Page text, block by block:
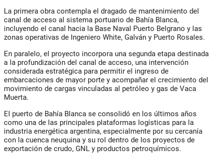
La primera obra contempla el dragado de mantenimiento del
canal de acceso al sistema portuario de Bahía Blanca,
incluyendo el canal hacia la Base Naval Puerto Belgrano y las
zonas operativas de Ingeniero White, Galván y Puerto Rosales.
En paralelo, el proyecto incorpora una segunda etapa destinada
a la profundización del canal de acceso, una intervención
considerada estratégica para permitir el ingreso de
embarcaciones de mayor porte y acompañar el crecimiento del
movimiento de cargas vinculadas al petróleo y gas de Vaca
Muerta.
El puerto de Bahía Blanca se consolidó en los últimos años
como una de las principales plataformas logísticas para la
industria energética argentina, especialmente por su cercanía
con la cuenca neuquina y su rol dentro de los proyectos de
exportación de crudo, GNL y productos petroquímicos.